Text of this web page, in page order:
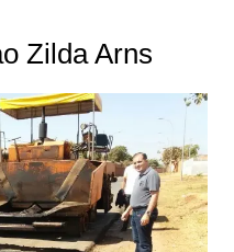
Zilda Arns